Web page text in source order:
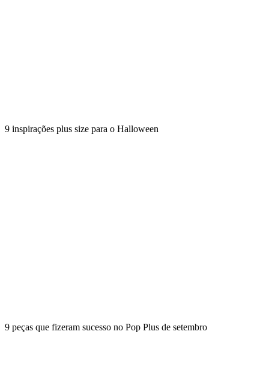
9 inspirações plus size para o Halloween
9 peças que fizeram sucesso no Pop Plus de setembro